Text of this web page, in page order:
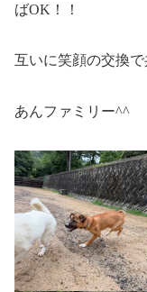
ばOK！！
互いに笑顔の交換
あんファミリー^^